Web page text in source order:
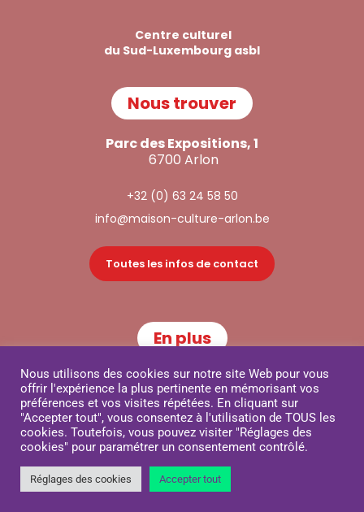
Centre culturel
du Sud-Luxembourg asbl
Nous trouver
Parc des Expositions, 1
6700 Arlon
+32 (0) 63 24 58 50
info@maison-culture-arlon.be
Toutes les infos de contact
En plus
Partenaires
Publications
© Copyright 2024 Maison de la Culture d’Arlon – Powered by
Shootlux– Politique de confidentialité
Nous utilisons des cookies sur notre site Web pour vous
offrir l'expérience la plus pertinente en mémorisant vos
préférences et vos visites répétées. En cliquant sur
"Accepter tout", vous consentez à l'utilisation de TOUS les
cookies. Toutefois, vous pouvez visiter "Réglages des
cookies" pour paramétrer un consentement contrôlé.
Réglages des cookies Accepter tout